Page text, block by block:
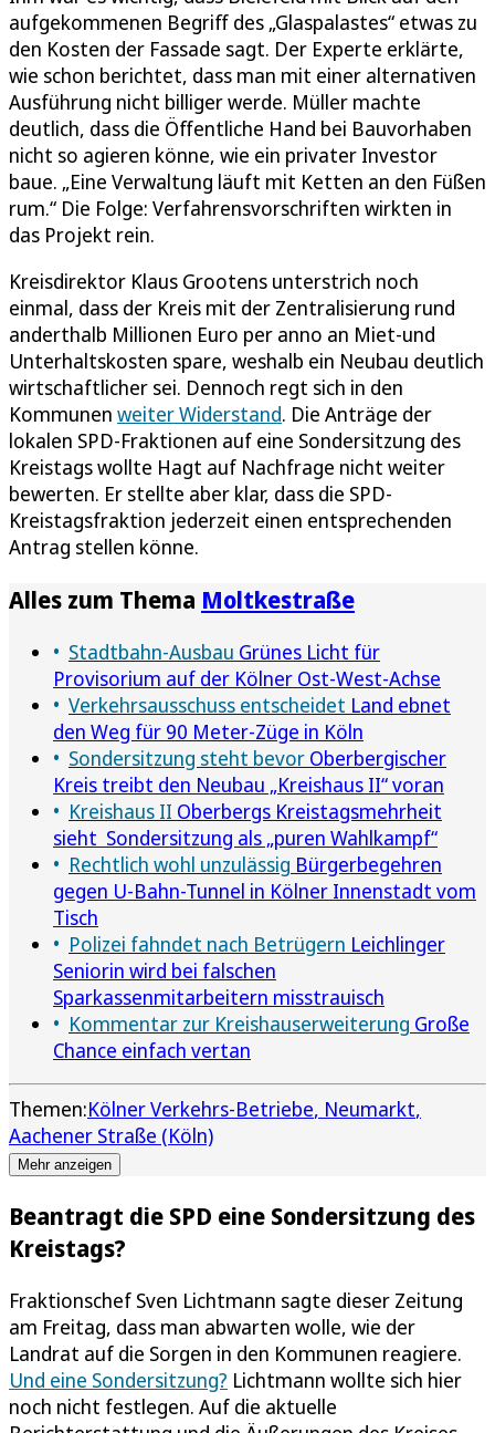
aufgekommenen Begriff des „Glaspalastes“ etwas zu
den Kosten der Fassade sagt. Der Experte erklärte,
wie schon berichtet, dass man mit einer alternativen
Ausführung nicht billiger werde. Müller machte
deutlich, dass die Öffentliche Hand bei Bauvorhaben
nicht so agieren könne, wie ein privater Investor
baue. „Eine Verwaltung läuft mit Ketten an den Füßen
rum.“ Die Folge: Verfahrensvorschriften wirkten in
das Projekt rein.
Kreisdirektor Klaus Grootens unterstrich noch
einmal, dass der Kreis mit der Zentralisierung rund
anderthalb Millionen Euro per anno an Miet-und
Unterhaltskosten spare, weshalb ein Neubau deutlich
wirtschaftlicher sei. Dennoch regt sich in den
Kommunen weiter Widerstand. Die Anträge der
lokalen SPD-Fraktionen auf eine Sondersitzung des
Kreistags wollte Hagt auf Nachfrage nicht weiter
bewerten. Er stellte aber klar, dass die SPD-
Kreistagsfraktion jederzeit einen entsprechenden
Antrag stellen könne.
Alles zum Thema Moltkestraße
Stadtbahn-Ausbau Grünes Licht für
Provisorium auf der Kölner Ost-West-Achse
Verkehrsausschuss entscheidet Land ebnet
den Weg für 90 Meter-Züge in Köln
Sondersitzung steht bevor Oberbergischer
Kreis treibt den Neubau „Kreishaus II“ voran
Kreishaus II Oberbergs Kreistagsmehrheit
sieht Sondersitzung als „puren Wahlkampf“
Rechtlich wohl unzulässig Bürgerbegehren
gegen U-Bahn-Tunnel in Kölner Innenstadt vom
Tisch
Polizei fahndet nach Betrügern Leichlinger
Seniorin wird bei falschen
Sparkassenmitarbeitern misstrauisch
Kommentar zur Kreishauserweiterung Große
Chance einfach vertan
Themen:Kölner Verkehrs-Betriebe Neumarkt
Aachener Straße (Köln)
Mehr anzeigen
Beantragt die SPD eine Sondersitzung des
Kreistags?
Fraktionschef Sven Lichtmann sagte dieser Zeitung
am Freitag, dass man abwarten wolle, wie der
Landrat auf die Sorgen in den Kommunen reagiere.
Und eine Sondersitzung? Lichtmann wollte sich hier
noch nicht festlegen. Auf die aktuelle